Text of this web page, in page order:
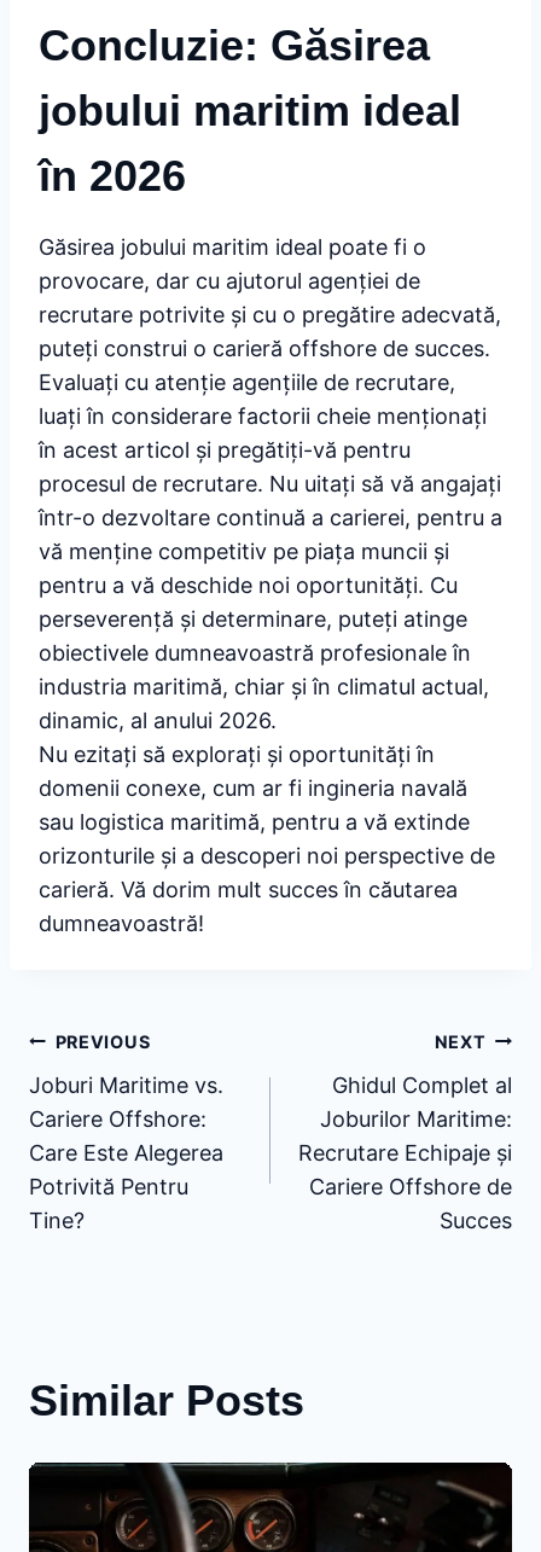
Concluzie: Găsirea
jobului maritim ideal
în 2026
Găsirea jobului maritim ideal poate fi o
provocare, dar cu ajutorul agenției de
recrutare potrivite și cu o pregătire adecvată,
puteți construi o carieră offshore de succes.
Evaluați cu atenție agențiile de recrutare,
luați în considerare factorii cheie menționați
în acest articol și pregătiți-vă pentru
procesul de recrutare. Nu uitați să vă angajați
într-o dezvoltare continuă a carierei, pentru a
vă menține competitiv pe piața muncii și
pentru a vă deschide noi oportunități. Cu
perseverență și determinare, puteți atinge
obiectivele dumneavoastră profesionale în
industria maritimă, chiar și în climatul actual,
dinamic, al anului 2026.
Nu ezitați să explorați și oportunități în
domenii conexe, cum ar fi ingineria navală
sau logistica maritimă, pentru a vă extinde
orizonturile și a descoperi noi perspective de
carieră. Vă dorim mult succes în căutarea
dumneavoastră!
Post
navigation
PREVIOUS
Joburi Maritime vs.
Cariere Offshore:
Care Este Alegerea
Potrivită Pentru
Tine?
NEXT
Ghidul Complet al
Joburilor Maritime:
Recrutare Echipaje și
Cariere Offshore de
Succes
Similar Posts